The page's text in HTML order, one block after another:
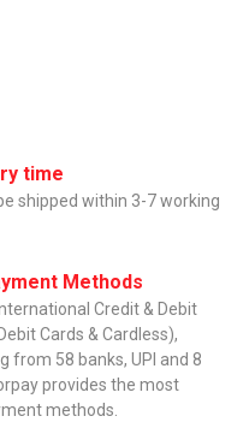
time
shipped within 3-7 working
Methods
Credit & Debit
Cards & Cardless),
from 58 banks, UPI and 8
provides the most
methods.